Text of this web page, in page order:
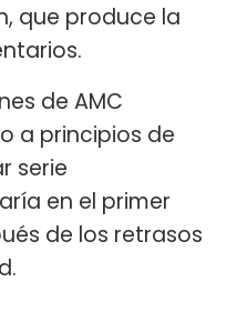
que produce la
de AMC
a principios de
serie
en el primer
de los retrasos